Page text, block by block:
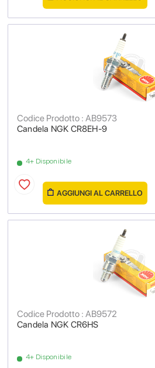
Candela NGK CR8EH-9
Codice Prodotto : AB9573
4+ Disponibile
AGGIUNGI AL CARRELLO
Candela NGK CR6HS
Codice Prodotto : AB9572
4+ Disponibile